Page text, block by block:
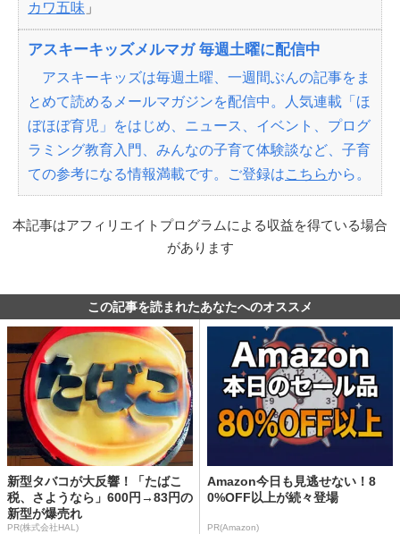
カワ五味 」
アスキーキッズメルマガ 毎週土曜に配信中
アスキーキッズは毎週土曜、一週間ぶんの記事をま
とめて読めるメールマガジンを配信中。人気連載「ほ
ぼほぼ育児」をはじめ、ニュース、イベント、プログ
ラミング教育入門、みんなの子育て体験談など、子育
ての参考になる情報満載です。ご登録はこちらから。
本記事はアフィリエイトプログラムによる収益を得ている場合
があります
この記事を読まれたあなたへのオススメ
新型タバコが大反響！「たばこ
税、さようなら」600円→83円の
新型が爆売れ
PR(株式会社HAL)
Amazon今日も見逃せない！8
0%OFF以上が続々登場
PR(Amazon)